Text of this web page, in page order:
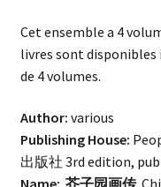
Cet ensemble a 4
livres sont
de 4 volumes.
Author: various
Publishing House:
出版社 3rd edition,